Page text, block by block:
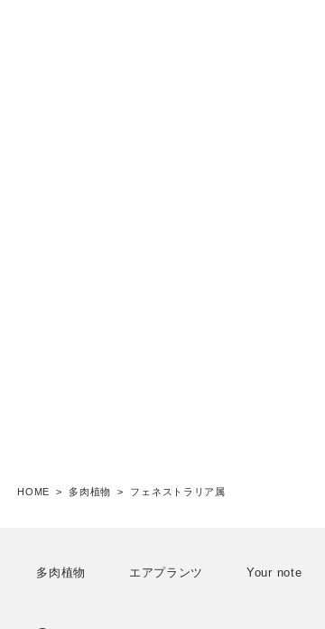
HOME > 多肉植物 > フェネストラリア属
多肉植物 エアプランツ Your note